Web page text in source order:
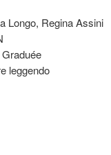
Longo, Regina Assini
leggendo